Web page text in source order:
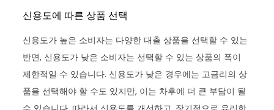
신용도에 따른 상품 선택
신용도가 높은 소비자는 다양한 대출 상품을 선택할 수 있는
반면, 신용도가 낮은 소비자는 선택할 수 있는 상품의 폭이
제한적일 수 있습니다. 신용도가 낮은 경우에는 고금리의 상
품을 선택해야 할 수도 있지만, 이는 차후에 더 큰 부담이 될